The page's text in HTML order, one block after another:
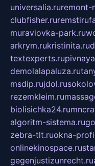
universalia.ruremont-
clubfisher.ru
muraviovka-park.ru
arkrym.rukristinita.ru
textexperts.ru
demolalapaluza.ru
msdip.rujdol.ru
rezemkleim.ru
biolisichka24.ru
algoritm-sistema.ru
zebra-tlt.ruokna-
onlinekinospace.ru
gegenjustizunrecht.ru